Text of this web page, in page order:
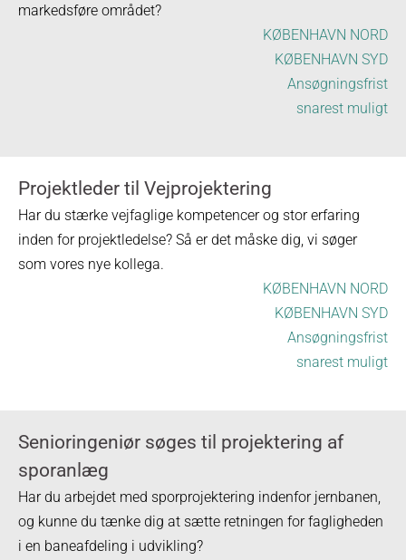
markedsføre området?
KØBENHAVN NORD
KØBENHAVN SYD
Ansøgningsfrist
snarest muligt
Projektleder til Vejprojektering
Har du stærke vejfaglige kompetencer og stor erfaring
inden for projektledelse? Så er det måske dig, vi søger
som vores nye kollega.
KØBENHAVN NORD
KØBENHAVN SYD
Ansøgningsfrist
snarest muligt
Senioringeniør søges til projektering af
sporanlæg
Har du arbejdet med sporprojektering indenfor jernbanen,
og kunne du tænke dig at sætte retningen for fagligheden
i en baneafdeling i udvikling?